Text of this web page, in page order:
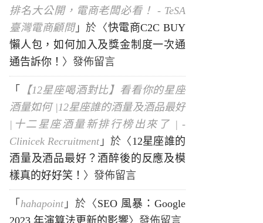
排名大公開，電商老闆必看！ - TeSA
臺灣電商顧問」於〈快電商C2C BUY
懶人包，如何加入及獎金制度一次通
通告訴你！ 〉發佈留言
「
【12星座喝酒對比】看看你的星座
酒量如何 |12星座誰的酒量及酒品最好
|十二星座酒量新排行榜出來了 | -
Clinicek Recruitment 」於〈 12星座誰的
酒量及酒品最好？酒醉後的反應及模
樣真的好好笑！ 〉發佈留言
「 hahapoint 」於〈 SEO 風暴：Google
2023 年演算法更新的影響〉發佈留言